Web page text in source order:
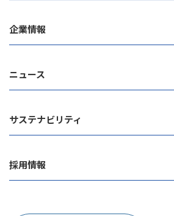
企業情報
ニュース
サステナビリティ
採用情報